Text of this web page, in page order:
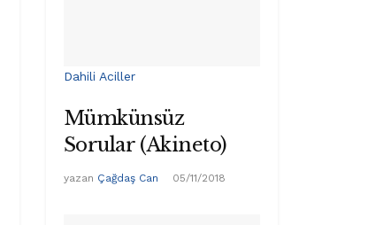
Dahili Aciller
Mümkünsüz
Sorular (Akineto)
yazan Çağdaş Can 05/11/2018